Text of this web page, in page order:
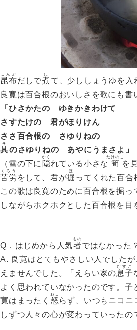
昆布
こんぶ
だしで煮
に
て、少ししょうゆを入
良寛は百合根のおいしさを歌にも書
「ひさかたの ゆきかきわけて
さすたけの 君がほりけん
ささ百合根の さゆりねの
其
そ
のさゆりねの あやにうまさよ」
（雪の下に 隠
かく
れている小さな 筍
たけのこ
を
苦労
くろう
をして、君が掘
ほ
ってくれた百合
この歌は良寛のために百合根を掘っ
しながらホクホクとした百合根を目
Q．はじめから人気者
もの
ではなかった？
A. 良寛はとてもやさしい人でした
えませんでした。「えらい家の息子
むすこ
よく思われていなかったのです。
寛はまったく 怒
おこ
らず、いつもニコニ
しずつ人々の心が変わっていったの